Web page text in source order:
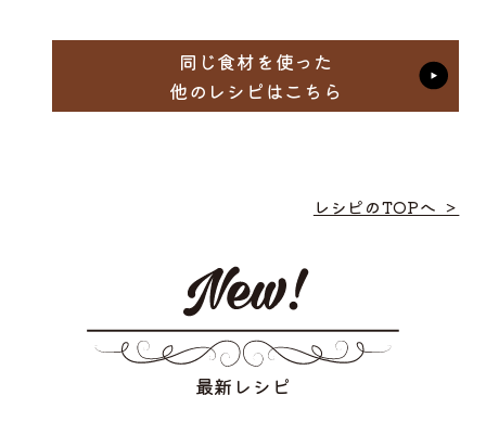
同じ食材を使った
他のレシピはこちら
レシピのTOPへ ＞
最新レシピ